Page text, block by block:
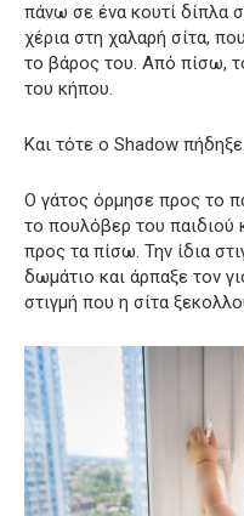
πάνω σε ένα κουτί δίπλα
χέρια στη χαλαρή σίτα,
το βάρος του. Από πίσω,
του κήπου.
Και τότε ο Shadow πήδηξε.
Ο γάτος όρμησε προς το
το πουλόβερ του παιδιού
προς τα πίσω. Την ίδια
δωμάτιο και άρπαξε τον
στιγμή που η σίτα